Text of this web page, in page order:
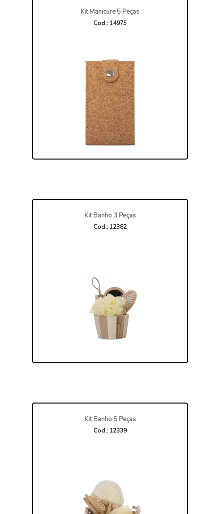
Kit Manicure 5 Peças
Cod.: 14975
Kit Banho 3 Peças
Cod.: 12382
Kit Banho 5 Peças
Cod.: 12339